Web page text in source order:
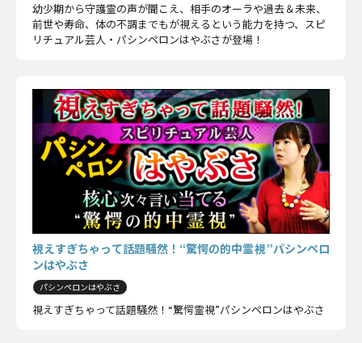
幼少期から守護霊の声が聞こえ、相手のオーラや過去＆未来、
前世や寿命、体の不調までもが視えるという能力を持つ、スピ
リチュアル芸人・パシンペロンはやぶさが登場！
視えすぎちゃって話題騒然！“驚愕の的中霊視”パシンペロ
ンはやぶさ
パシンペロンはやぶさ
視えすぎちゃって話題騒然！“驚愕霊視”パシンペロンはやぶさ